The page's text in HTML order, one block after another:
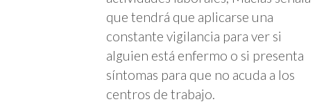
que tendrá que aplicarse una
constante vigilancia para ver si
alguien está enfermo o si presenta
síntomas para que no acuda a los
centros de trabajo.